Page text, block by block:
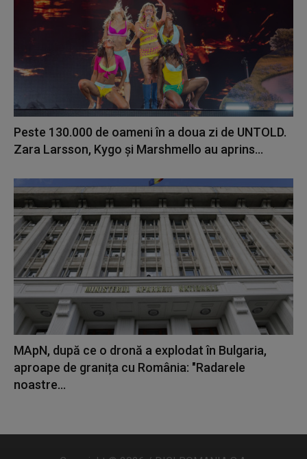
Peste 130.000 de oameni în a doua zi de UNTOLD.
Zara Larsson, Kygo și Marshmello au aprins...
MApN, după ce o dronă a explodat în Bulgaria,
aproape de granița cu România: "Radarele
noastre...